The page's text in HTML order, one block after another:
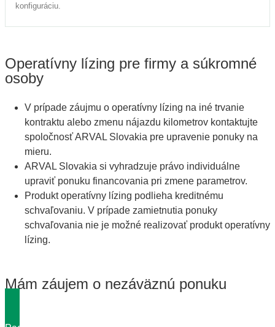
konfiguráciu.
Operatívny lízing pre firmy a súkromné
osoby
V prípade záujmu o operatívny lízing na iné trvanie
kontraktu alebo zmenu nájazdu kilometrov kontaktujte
spoločnosť ARVAL Slovakia pre upravenie ponuky na
mieru.
ARVAL Slovakia si vyhradzuje právo individuálne
upraviť ponuku financovania pri zmene parametrov.
Produkt operatívny lízing podlieha kreditnému
schvaľovaniu. V prípade zamietnutia ponuky
schvaľovania nie je možné realizovať produkt operatívny
lízing.
Mám záujem o nezáväznú ponuku